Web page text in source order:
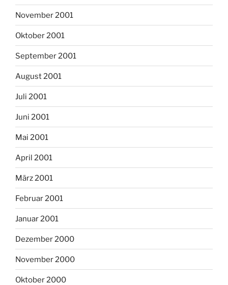
November 2001
Oktober 2001
September 2001
August 2001
Juli 2001
Juni 2001
Mai 2001
April 2001
März 2001
Februar 2001
Januar 2001
Dezember 2000
November 2000
Oktober 2000